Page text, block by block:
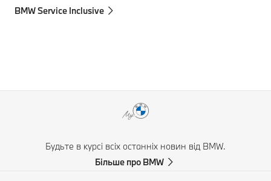
BMW Service Inclusive
Будьте в курсі всіх останніх новин від BMW.
Більше про BMW